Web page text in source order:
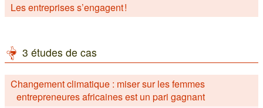
Les entreprises s’engagent !
3 études de cas
Changement climatique : miser sur les femmes
entrepreneures africaines est un pari gagnant